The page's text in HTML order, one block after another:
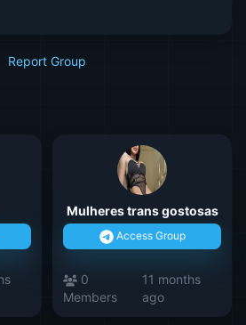
Report Group
Mulheres trans gostosas
Access Group
0
Members
11 months
ago